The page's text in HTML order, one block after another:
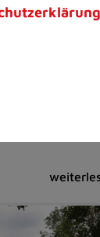
Benni Stark
witzig ist!“ am